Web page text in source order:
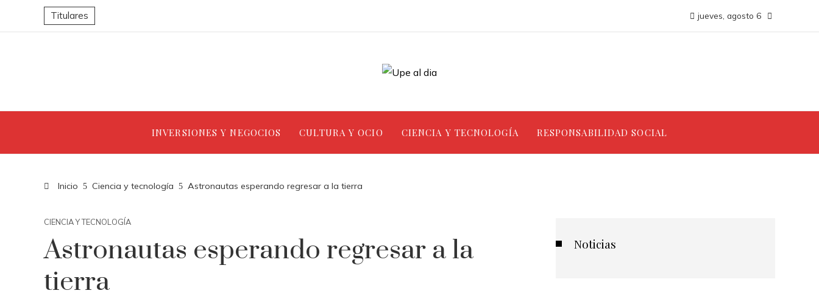
Titulares jueves, agosto 6
INVERSIONES Y NEGOCIOS CULTURA Y OCIO CIENCIA Y TECNOLOGÍA RESPONSABILIDAD SOCIAL
Inicio Ciencia y tecnología Astronautas esperando regresar a la tierra
CIENCIA Y TECNOLOGÍA
Astronautas esperando regresar a la
tierra
Noticias